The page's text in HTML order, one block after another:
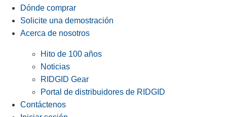
Dónde comprar
Solicite una demostración
Acerca de nosotros
Hito de 100 años
Noticias
RIDGID Gear
Portal de distribuidores de RIDGID
Contáctenos